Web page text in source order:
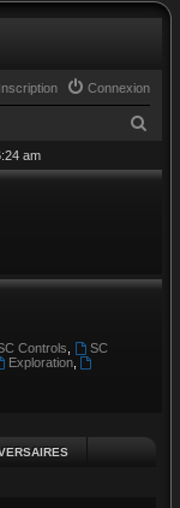
Connexion
Inscription
c
am
Controls
SC
Exploration,